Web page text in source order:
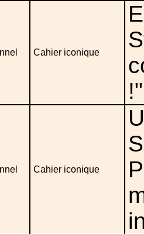
Cahier iconique
Cahier iconique